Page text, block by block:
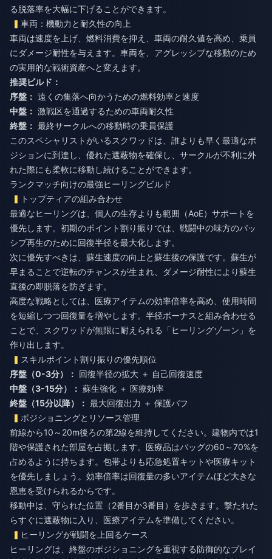
る脱落率を大幅に下げることができます。
車両：機動力と耐久性の向上
車両は速度を上げ、燃料消費を抑え、車両の耐久値を高め、乗員
にダメージ耐性を与えます。車両を、アグレッシブな移動のため
の実用的な戦術資産へと変えます。
推奨ビルド：
序盤： 遠くの集落へ向かうための燃料効率と速度
中盤： 激戦区を通過するための車両耐久性
終盤： 最終サークルへの移動時の乗員保護
このスペシャリストがいるスクワッドは、誰よりも早く最適なポ
ジションに到達し、優れた遮蔽物を確保し、サークルが不利に外
れた際にも柔軟に移動し続けることができます。
ランクマッチ向けの最強ヒーリングビルド
トップティアの組み合わせ
最適なヒーリングは、個人の生存よりも範囲（AoE）サポートを
優先します。初期のポイント割り振りでは、戦闘中の味方のパッ
シブ再生のために回復半径を最大化します。
次に優先すべきは、蘇生速度の向上と蘇生後の保護です。蘇生が
早まることで逆転のチャンスが生まれ、ダメージ耐性により蘇生
直後の即脱落を防ぎます。
高度な戦略としては、医療アイテムの効率倍率を高め、使用時間
を短縮しつつ回復量を増やします。半径ボーナスと組み合わせる
ことで、スクワッドが無限に耐えられる「ヒーリングゾーン」を
作り出します。
スキルポイント割り振りの優先順位
序盤（0-3分）： 回復半径の拡大 ＋ 自己回復速度
中盤（3-15分）： 蘇生強化 ＋ 医療効率
終盤（15分以降）： 最大回復出力 ＋ 保護バフ
ポジショニングとリソース管理
前線から10～20m後ろの第2線を維持してください。建物内では1
階や保護された部屋を占拠します。医療品はバッグの60～70%を
占めるように持ちます。包帯よりも応急処置キットや医療キット
を優先しましょう。効率倍率は回復量の多いアイテムほど大きな
恩恵を受けられるからです。
移動中は、守られた位置（2番目か3番目）を歩きます。撃たれた
らすぐに遮蔽物に入り、医療アイテムを準備してください。
ヒーリングが戦闘を上回るケース
ヒーリングは、終盤のポジショニングを重視する防御的なプレイ